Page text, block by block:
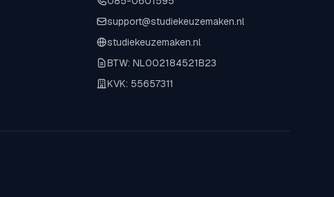
support@studiekeuzemaken.nl
studiekeuzemaken.nl
BTW: NL002184521B23
KVK: 55657311